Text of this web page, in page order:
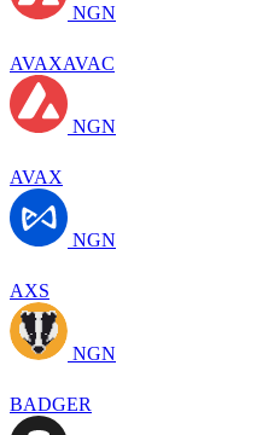
NGN
AVAXAVAC
NGN
AVAX
NGN
AXS
NGN
BADGER